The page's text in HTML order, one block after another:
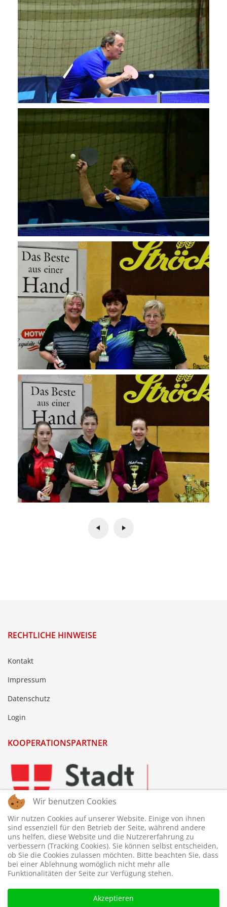
RECHTLICHE HINWEISE
Kontakt
Impressum
Datenschutz
Login
KOOPERATIONSPARTNER
Wir benutzen Cookies
Wir nutzen Cookies auf unserer Website. Einige von ihnen
sind essenziell für den Betrieb der Seite, während andere
uns helfen, diese Website und die Nutzererfahrung zu
verbessern (Tracking Cookies). Sie können selbst entscheiden,
ob Sie die Cookies zulassen möchten. Bitte beachten Sie, dass
bei einer Ablehnung womöglich nicht mehr alle
Funktionalitäten der Seite zur Verfügung stehen.
Akzeptieren